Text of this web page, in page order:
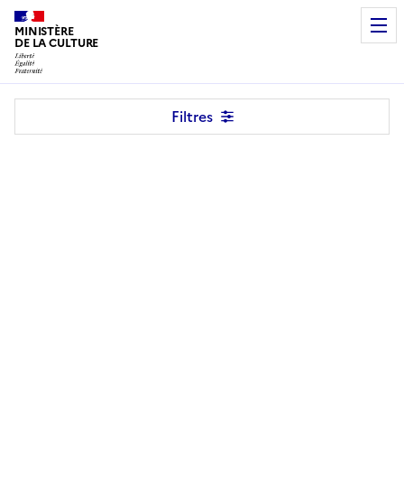
MINISTÈRE
DE LA CULTURE
Programme Filtres